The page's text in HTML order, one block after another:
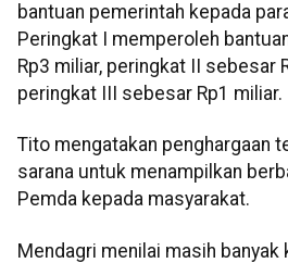
bantuan pemerintah kepada
Peringkat I memperoleh
Rp3 miliar, peringkat II sebesar
peringkat III sebesar Rp1 miliar.
Tito mengatakan penghargaan
sarana untuk menampilkan
Pemda kepada masyarakat.
Mendagri menilai masih banyak